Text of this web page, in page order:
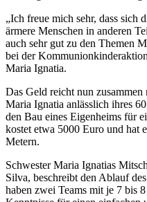
„Ich freue mich sehr, dass sich
ärmere Menschen in anderen
auch sehr gut zu den Themen
bei der
Maria Ignatia.
Das Geld reicht nun
Maria Ignatia anlässlich ihres
den Bau eines Eigenheims für
kostet etwa 5000 Euro und hat
Metern.
Schwester Maria Ignatias
Silva, beschreibt den Ablauf
haben zwei Teams mit je 7 bis